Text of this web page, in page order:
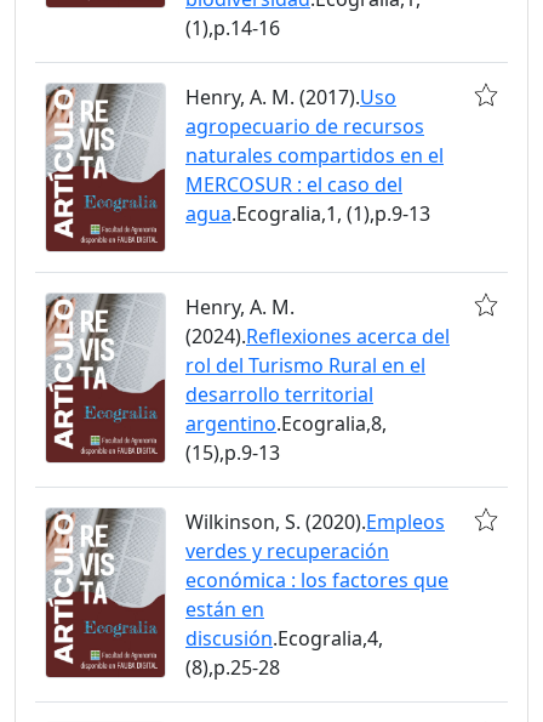
(1),p.14-16
Henry, A. M. (2017).Uso
agropecuario de recursos
naturales compartidos en el
MERCOSUR : el caso del
agua.Ecogralia,1, (1),p.9-13
Henry, A. M.
(2024).Reflexiones acerca del
rol del Turismo Rural en el
desarrollo territorial
argentino.Ecogralia,8,
(15),p.9-13
Wilkinson, S. (2020).Empleos
verdes y recuperación
económica : los factores que
están en
discusión.Ecogralia,4,
(8),p.25-28